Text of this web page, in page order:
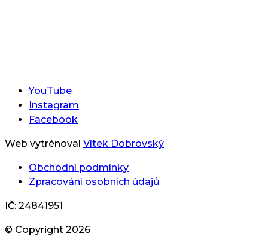
YouTube
Instagram
Facebook
Web vytrénoval Vítek Dobrovský
Obchodní podmínky
Zpracování osobních údajů
IČ: 24841951
© Copyright 2026